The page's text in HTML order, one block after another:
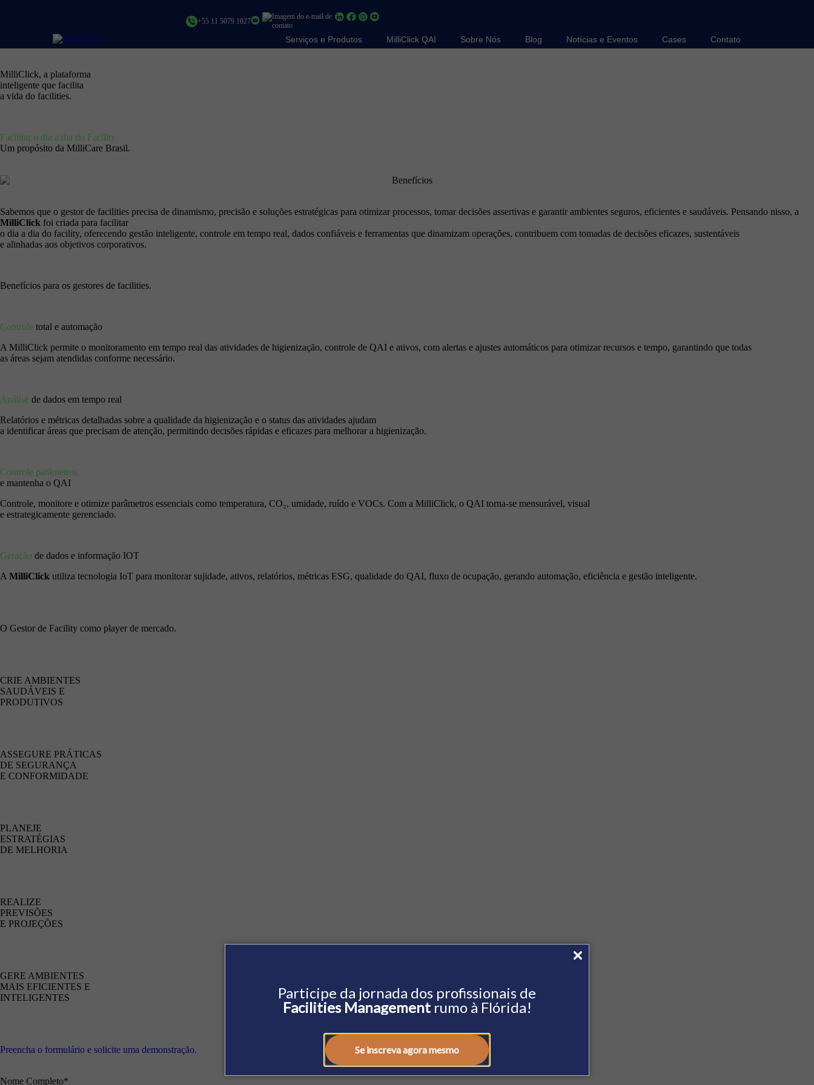
Participe da jornada dos profissionais de
Facilities Managementrumo à Flórida!
Se inscreva agora mesmo
+55 11 5079 1027
Serviços e Produtos MilliClick QAI Sobre Nós Blog Notícias e Eventos Cases Contato
MilliClick, a plataforma
inteligente que facilita
a vida do facilities.
Facilitar o dia a dia do Facility.
Um propósito da MilliCare Brasil.
Sabemos que o gestor de facilities precisa de dinamismo, precisão e soluções estratégicas para otimizar processos, tomar decisões assertivas e garantir ambientes seguros, eficientes e saudáveis. Pensando nisso, a
MilliClick foi criada para facilitar
o dia a dia do facility, oferecendo gestão inteligente, controle em tempo real, dados confiáveis e ferramentas que dinamizam operações, contribuem com tomadas de decisões eficazes, sustentáveis
e alinhadas aos objetivos corporativos.
Benefícios para os gestores de facilities.
Controle total e automação
A MilliClick permite o monitoramento em tempo real das atividades de higienização, controle de QAI e ativos, com alertas e ajustes automáticos para otimizar recursos e tempo, garantindo que todas
as áreas sejam atendidas conforme necessário.
Análise de dados em tempo real
Relatórios e métricas detalhadas sobre a qualidade da higienização e o status das atividades ajudam
a identificar áreas que precisam de atenção, permitindo decisões rápidas e eficazes para melhorar a higienização.
Controle parâmetros
e mantenha o QAI
Controle, monitore e otimize parâmetros essenciais como temperatura, CO₂, umidade, ruído e VOCs. Com a MilliClick, o QAI torna-se mensurável, visual
e estrategicamente gerenciado.
Geração de dados e informação IOT
A MilliClick utiliza tecnologia IoT para monitorar sujidade, ativos, relatórios, métricas ESG, qualidade do QAI, fluxo de ocupação, gerando automação, eficiência e gestão inteligente.
Garanta ambientes saudáveis e produtivos
O gestor de facilities consegue otimizar a gestão de higienização com a MilliClick, monitorando em tempo real as atividades, analisando dados detalhados e
O Gestor de Facility como player de mercado.
CRIE AMBIENTES
SAUDÁVEIS E
PRODUTIVOS
ASSEGURE PRÁTICAS
DE SEGURANÇA
E CONFORMIDADE
PLANEJE
ESTRATÉGIAS
DE MELHORIA
REALIZE
PREVISÕES
E PROJEÇÕES
GERE AMBIENTES
MAIS EFICIENTES E
INTELIGENTES
Preencha o formulário e solicite uma demonstração.
Nome Completo*